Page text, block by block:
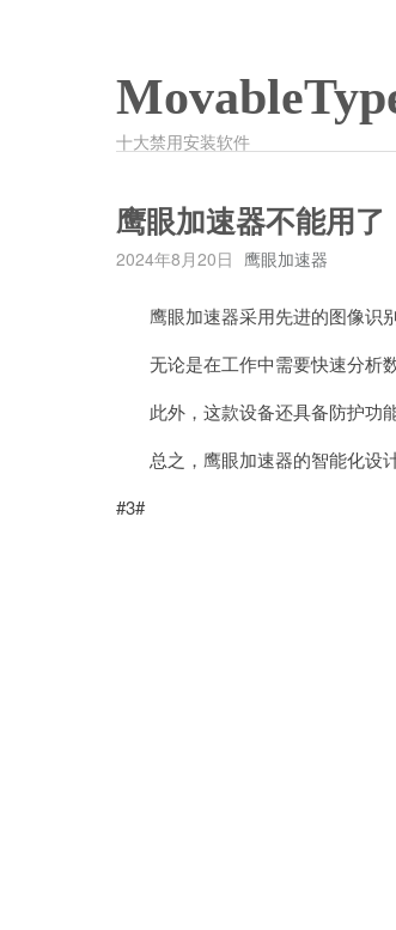
十大禁用安装软件
鹰眼加速器不能用了
2024年8月20日 鹰眼加速器
鹰眼加速器采用先进的图像识别
无论是在工作中需要快速分析数
此外，这款设备还具备防护功能
总之，鹰眼加速器的智能化设计
#3#